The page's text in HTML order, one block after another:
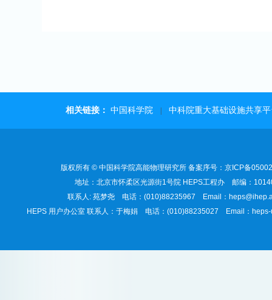
相关链接： 中国科学院 中科院重大基础设施共享
版权所有 © 中国科学院高能物理研究所 备案序号：京ICP备
地址：北京市怀柔区光源街1号院 HEPS工程办 邮编：
联系人: 苑梦尧 电话：(010)88235967 Email：
HEPS 用户办公室 联系人：于梅娟 电话：(010)88235027 Email：